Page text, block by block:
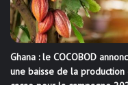
Ghana : le COCOBOD
une baisse de la production